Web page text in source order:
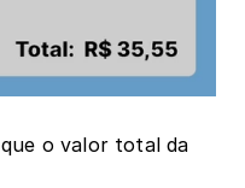
que o valor total da